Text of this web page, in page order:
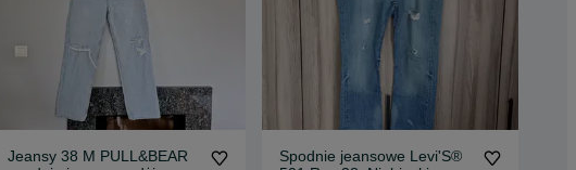
Jeansy 38 M PULL&BEAR
Spodnie jeansowe Levi'S®